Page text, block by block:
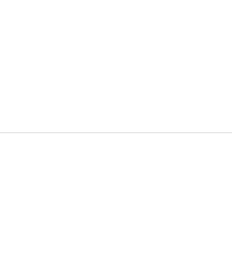
of Herzquartier in
muelheim/
Parcours de prévention.